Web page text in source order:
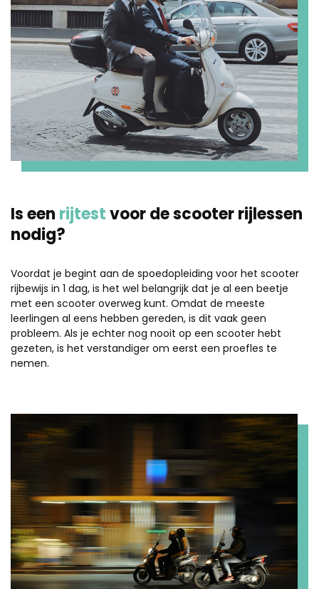
Is een rijtestvoor de scooter rijlessen
nodig?
Voordat je begint aan de spoedopleiding voor het scooter
rijbewijs in 1 dag, is het wel belangrijk dat je al een beetje
met een scooter overweg kunt. Omdat de meeste
leerlingen al eens hebben gereden, is dit vaak geen
probleem. Als je echter nog nooit op een scooter hebt
gezeten, is het verstandiger om eerst een proefles te
nemen.